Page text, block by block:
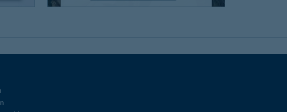
powered byUsercentrics Consent Management Platform